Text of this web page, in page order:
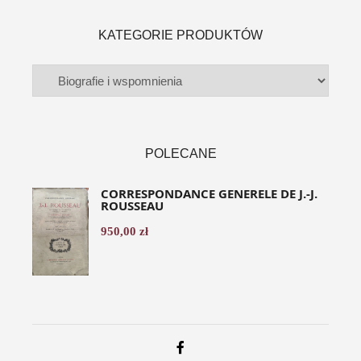
KATEGORIE PRODUKTÓW
POLECANE
CORRESPONDANCE GENERELE DE J.-J.
ROUSSEAU
950,00 zł